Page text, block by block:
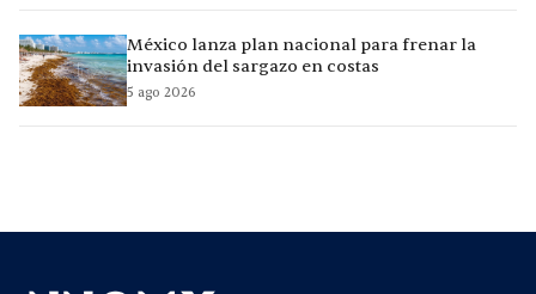
México lanza plan nacional para frenar la
invasión del sargazo en costas
5 ago 2026